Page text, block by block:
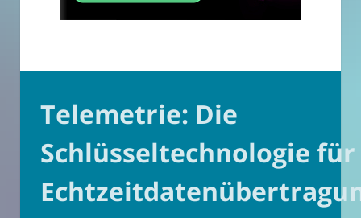
Telemetrie: Die
Schlüsseltechnologie für